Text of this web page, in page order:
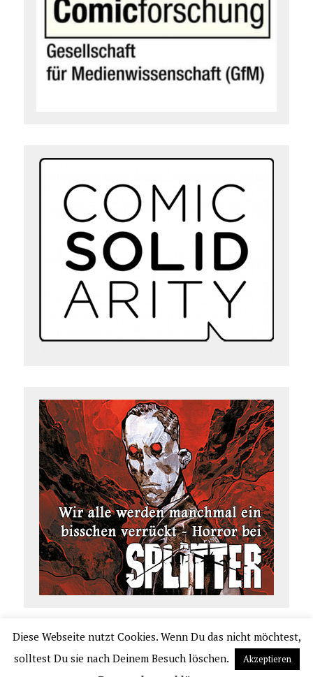
COPYRIGHT 2026 | COMIC.DE
VERLAGSAUSLIEFERUNG UND VER
Diese Webseite nutzt Cookies. Wenn Du das nicht möchtest,
solltest Du sie nach Deinem Besuch löschen.
Akzeptieren